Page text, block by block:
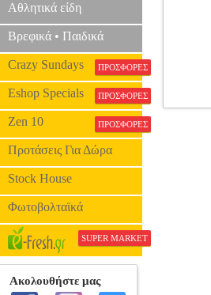
Αθλητικά είδη
Βρεφικά • Παιδικά
Crazy Sundays ΠΡΟΣΦΟΡΕΣ
Eshop Specials ΠΡΟΣΦΟΡΕΣ
Zen 10 ΠΡΟΣΦΟΡΕΣ
Προτάσεις Για Δώρα
Stock House
Φωτοβολταϊκά
SUPER MARKET
DIGITAL